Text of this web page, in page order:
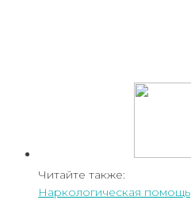
Читайте также:
Наркологическая помощь